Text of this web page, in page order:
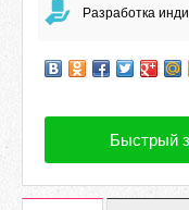
Разработка
Быстрый